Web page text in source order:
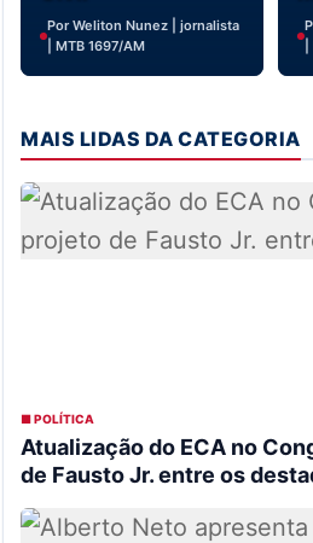
Por Weliton Nunez | jornalista
| MTB 1697/AM
MAIS LIDAS DA CATEGORIA
■ POLÍTICA
Atualização do ECA no
de Fausto Jr. entre os